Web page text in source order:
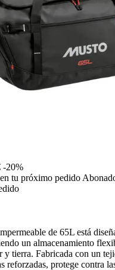
-20%
tu próximo pedido
de 65L está
un almacenamiento
y tierra. Fabricada con un
reforzadas, protege contra